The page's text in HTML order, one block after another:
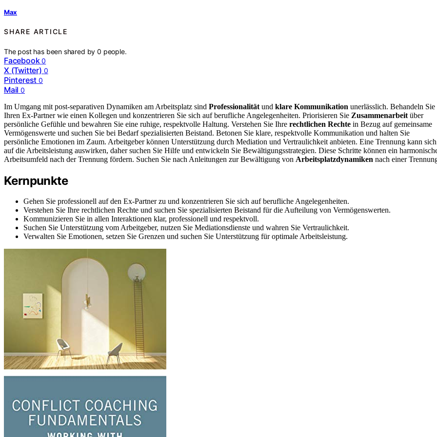
Max
SHARE ARTICLE
The post has been shared by0 people.
Facebook 0
X (Twitter) 0
Pinterest 0
Mail 0
Im Umgang mit post-separativen Dynamiken am Arbeitsplatz sind Professionalität und klare Kommunikation unerlässlich. Behandeln Sie
Ihren Ex-Partner wie einen Kollegen und konzentrieren Sie sich auf berufliche Angelegenheiten. Priorisieren Sie Zusammenarbeit über
persönliche Gefühle und bewahren Sie eine ruhige, respektvolle Haltung. Verstehen Sie Ihre rechtlichen Rechte in Bezug auf gemeinsame
Vermögenswerte und suchen Sie bei Bedarf spezialisierten Beistand. Betonen Sie klare, respektvolle Kommunikation und halten Sie
persönliche Emotionen im Zaum. Arbeitgeber können Unterstützung durch Mediation und Vertraulichkeit anbieten. Eine Trennung kann sich
auf die Arbeitsleistung auswirken, daher suchen Sie Hilfe und entwickeln Sie Bewältigungsstrategien. Diese Schritte können ein
Arbeitsumfeld nach der Trennung fördern. Suchen Sie nach Anleitungen zur Bewältigung von Arbeitsplatzdynamiken nach einer
Kernpunkte
Gehen Sie professionell auf den Ex-Partner zu und konzentrieren Sie sich auf berufliche Angelegenheiten.
Verstehen Sie Ihre rechtlichen Rechte und suchen Sie spezialisierten Beistand für die Aufteilung von Vermögenswerten.
Kommunizieren Sie in allen Interaktionen klar, professionell und respektvoll.
Suchen Sie Unterstützung vom Arbeitgeber, nutzen Sie Mediationsdienste und wahren Sie Vertraulichkeit.
Verwalten Sie Emotionen, setzen Sie Grenzen und suchen Sie Unterstützung für optimale Arbeitsleistung.